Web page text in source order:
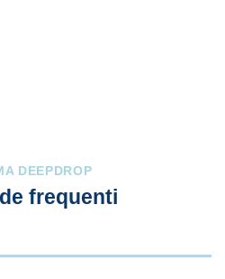
DEEPDROP
frequenti